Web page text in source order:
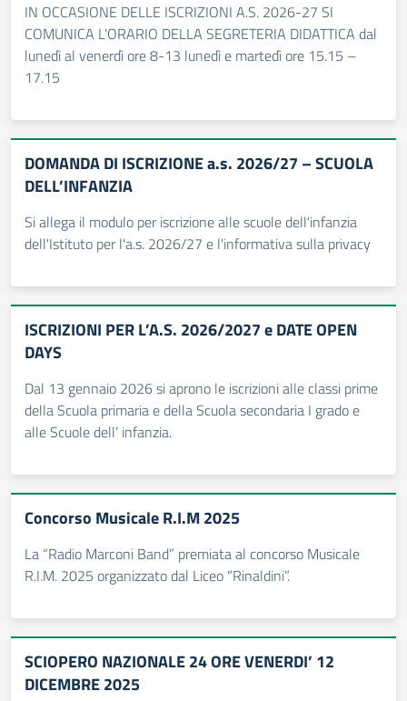
IN OCCASIONE DELLE ISCRIZIONI A.S. 2026-27 SI
COMUNICA L'ORARIO DELLA SEGRETERIA DIDATTICA dal
lunedì al venerdì ore 8-13 lunedì e martedì ore 15.15 –
17.15
DOMANDA DI ISCRIZIONE a.s. 2026/27 – SCUOLA
DELL’INFANZIA
Si allega il modulo per iscrizione alle scuole dell'infanzia
dell'Istituto per l'a.s. 2026/27 e l'informativa sulla privacy
ISCRIZIONI PER L’A.S. 2026/2027 e DATE OPEN
DAYS
Dal 13 gennaio 2026 si aprono le iscrizioni alle classi prime
della Scuola primaria e della Scuola secondaria I grado e
alle Scuole dell’ infanzia.
Concorso Musicale R.I.M 2025
La “Radio Marconi Band” premiata al concorso Musicale
R.I.M. 2025 organizzato dal Liceo “Rinaldini”.
SCIOPERO NAZIONALE 24 ORE VENERDI’ 12
DICEMBRE 2025